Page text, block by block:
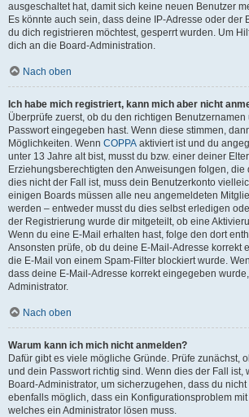
ausgeschaltet hat, damit sich keine neuen Benutzer
Es könnte auch sein, dass deine IP-Adresse oder der
du dich registrieren möchtest, gesperrt wurden. Um
dich an die Board-Administration.
Nach oben
Ich habe mich registriert, kann mich aber nicht
Überprüfe zuerst, ob du den richtigen Benutzernamen
Passwort eingegeben hast. Wenn diese stimmen,
Möglichkeiten. Wenn COPPA aktiviert ist und du
unter 13 Jahre alt bist, musst du bzw. einer deiner
Erziehungsberechtigten den Anweisungen folgen, die
dies nicht der Fall ist, muss dein Benutzerkonto
einigen Boards müssen alle neu angemeldeten
werden – entweder musst du dies selbst erledigen
der Registrierung wurde dir mitgeteilt, ob eine
Wenn du eine E-Mail erhalten hast, folge den dort
Ansonsten prüfe, ob du deine E-Mail-Adresse korrekt
die E-Mail von einem Spam-Filter blockiert wurde.
dass deine E-Mail-Adresse korrekt eingegeben
Administrator.
Nach oben
Warum kann ich mich nicht anmelden?
Dafür gibt es viele mögliche Gründe. Prüfe zunächst,
und dein Passwort richtig sind. Wenn dies der Fall ist,
Board-Administrator, um sicherzugehen, dass du
ebenfalls möglich, dass ein Konfigurationsproblem
welches ein Administrator lösen muss.